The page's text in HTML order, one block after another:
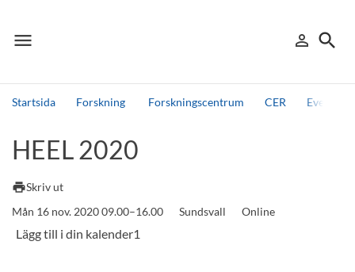
menu
Meny person_outline
Logga in
search
Sök
Startsida Forskning Forskningscentrum CER Events,
Andra söktjänster
Detta är vår testmiljö - endast testdata
HEEL 2020
printSkriv ut
Mån 16 nov. 2020 09.00–16.00
Sundsvall Online